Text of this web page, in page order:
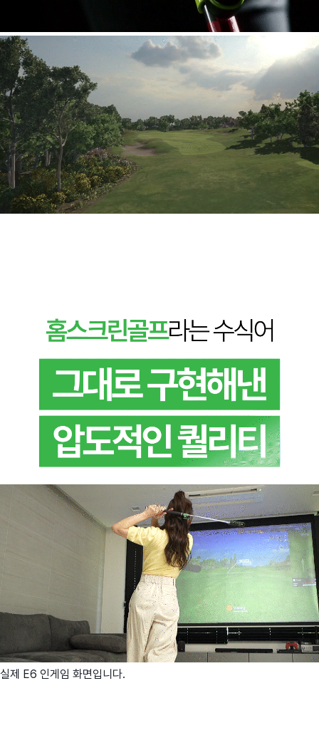
실제 E6 인게임 화면입니다.